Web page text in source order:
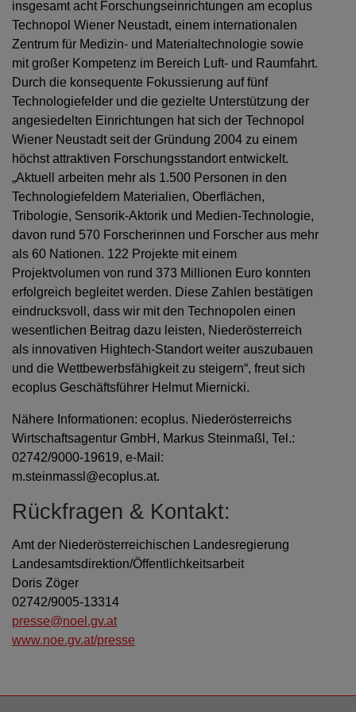
insgesamt acht Forschungseinrichtungen am ecoplus
Technopol Wiener Neustadt, einem internationalen
Zentrum für Medizin- und Materialtechnologie sowie
mit großer Kompetenz im Bereich Luft- und Raumfahrt.
Durch die konsequente Fokussierung auf fünf
Technologiefelder und die gezielte Unterstützung der
angesiedelten Einrichtungen hat sich der Technopol
Wiener Neustadt seit der Gründung 2004 zu einem
höchst attraktiven Forschungsstandort entwickelt.
„Aktuell arbeiten mehr als 1.500 Personen in den
Technologiefeldern Materialien, Oberflächen,
Tribologie, Sensorik-Aktorik und Medien-Technologie,
davon rund 570 Forscherinnen und Forscher aus mehr
als 60 Nationen. 122 Projekte mit einem
Projektvolumen von rund 373 Millionen Euro konnten
erfolgreich begleitet werden. Diese Zahlen bestätigen
eindrucksvoll, dass wir mit den Technopolen einen
wesentlichen Beitrag dazu leisten, Niederösterreich
als innovativen Hightech-Standort weiter auszubauen
und die Wettbewerbsfähigkeit zu steigern“, freut sich
ecoplus Geschäftsführer Helmut Miernicki.
Nähere Informationen: ecoplus. Niederösterreichs
Wirtschaftsagentur GmbH, Markus Steinmaßl, Tel.:
02742/9000-19619, e-Mail:
m.steinmassl@ecoplus.at.
Rückfragen & Kontakt:
Amt der Niederösterreichischen Landesregierung
Landesamtsdirektion/Öffentlichkeitsarbeit
Doris Zöger
02742/9005-13314
presse@noel.gv.at
www.noe.gv.at/presse